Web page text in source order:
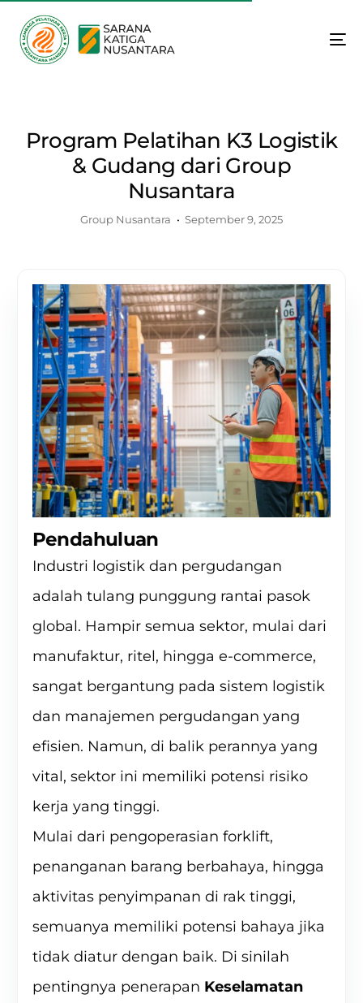
Program Pelatihan K3 Logistik
& Gudang dari Group
Nusantara
Group Nusantara September 9, 2025
Pendahuluan
Industri logistik dan pergudangan
adalah tulang punggung rantai pasok
global. Hampir semua sektor, mulai dari
manufaktur, ritel, hingga e-commerce,
sangat bergantung pada sistem logistik
dan manajemen pergudangan yang
efisien. Namun, di balik perannya yang
vital, sektor ini memiliki potensi risiko
kerja yang tinggi.
Mulai dari pengoperasian forklift,
penanganan barang berbahaya, hingga
aktivitas penyimpanan di rak tinggi,
semuanya memiliki potensi bahaya jika
tidak diatur dengan baik. Di sinilah
pentingnya penerapan Keselamatan